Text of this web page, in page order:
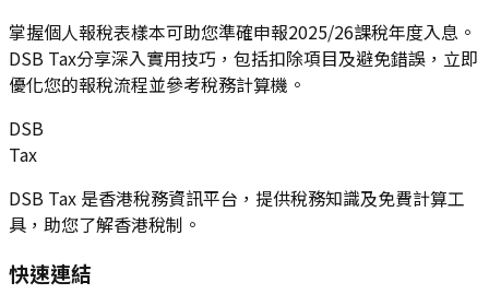
掌握個人報稅表樣本可助您準確申報2025/26課稅年度入息。
DSB Tax分享深入實用技巧，包括扣除項目及避免錯誤，立即
優化您的報稅流程並參考稅務計算機。
DSB
Tax
DSB Tax 是香港稅務資訊平台，提供稅務知識及免費計算工
具，助您了解香港稅制。
快速連結